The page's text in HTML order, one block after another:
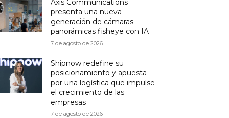
Axis Communications
presenta una nueva
generación de cámaras
panorámicas fisheye con IA
7 de agosto de 2026
Shipnow redefine su
posicionamiento y apuesta
por una logística que impulse
el crecimiento de las
empresas
7 de agosto de 2026